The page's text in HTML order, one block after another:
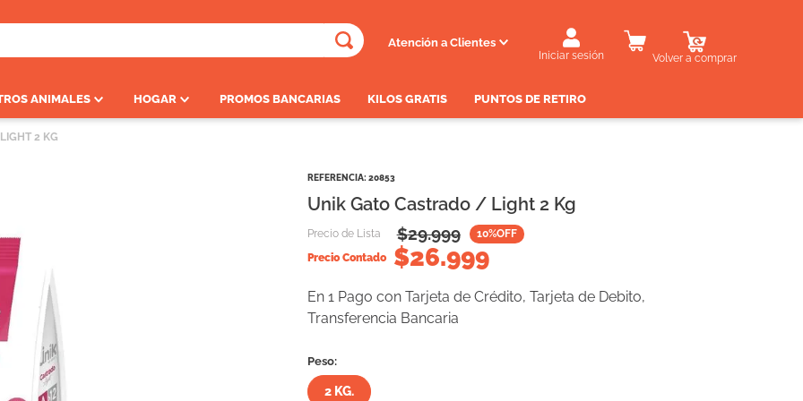
Atención a Clientes
Iniciar sesión Volver a comprar
ANIMALES HOGAR PROMOS BANCARIAS KILOS GRATIS PUNTOS DE RETIRO
2 KG
REFERENCIA: 20853
Unik Gato Castrado / Light 2 Kg
Precio de Lista $29.999 10%OFF
Precio Contado
$26.999
En 1 Pago con Tarjeta de Crédito, Tarjeta de Debito,
Transferencia Bancaria
Peso:
2 KG.